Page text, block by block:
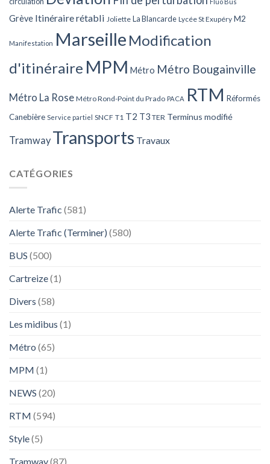
Grève Itinéraire rétabli Joliette La Blancarde Lycée St Exupéry M2
Manifestation Marseille Modification
d'itinéraire MPM Métro Métro Bougainville
Métro La Rose Métro Rond-Point du Prado PACA RTM Réformés
Canebière Service partiel SNCF T1 T2 T3 TER Terminus modifié
Tramway Transports Travaux
CATÉGORIES
Alerte Trafic (581)
Alerte Trafic (Terminer) (580)
BUS (500)
Cartreize(1)
Divers (58)
Les midibus (1)
Métro (65)
MPM (1)
NEWS (20)
RTM (594)
Style(5)
Tramway(87)